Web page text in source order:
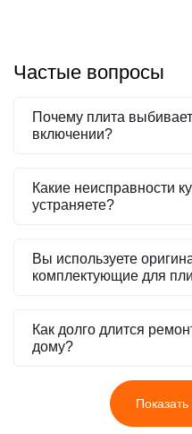
Частые вопросы
Почему плита
включении?
Какие неисправности
устраняете?
Вы используете
комплектующие для
Как долго длится
дому?